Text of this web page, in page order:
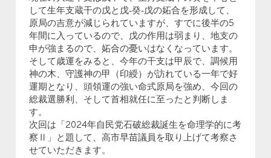
して生年支蔵干の戊と戊‐癸‐戊の妬合を形成して、
原局の吉意が減じられていますが、すでに後半の5
年間に入っているので、戊の作用は弱まり、地支の
申が強まるので、妬合の憂いはなくなっています。
そして歳運をみると、今年の干支は甲辰で、調候用
神の木、守護神の甲（印綬）が訪れている一年で好
運期となり、頭領運の強い命式原局を強め、今回の
総裁選勝利、そして首相就任に至ったと判断しま
す。
次回は「2024年自民党石破総裁誕生を命理学的に考
察Ⅱ」と題して、高市早苗議員を取り上げて考察さ
せていただきます。